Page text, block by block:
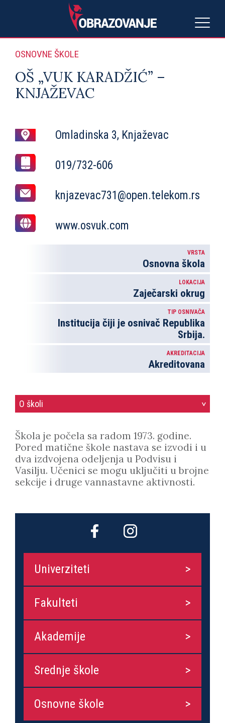
OSNOVNE ŠKOLE
OŠ „VUK KARADŽIĆ” –
KNJAŽEVAC
Omladinska 3, Knjaževac
019/732-606
knjazevac731@open.telekom.rs
www.osvuk.com
VRSTA
Osnovna škola
LOKACIJA
Zaječarski okrug
TIP OSNIVAČA
Institucija čiji je osnivač Republika
Srbija.
AKREDITACIJA
Akreditovana
O školi >
Škola je počela sa radom 1973. godine.
Pored matične škole nastava se izvodi i u
dva izdvojena odeljenja u Podvisu i
Vasilju. Učenici se mogu uključiti u brojne
sekcije i druge vannastavne aktivnosti.
Univerziteti
Fakulteti
Akademije
Srednje škole
Osnovne škole